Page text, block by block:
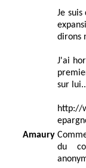
Je
dirons
J'ai
sur
http://
Amaury
du